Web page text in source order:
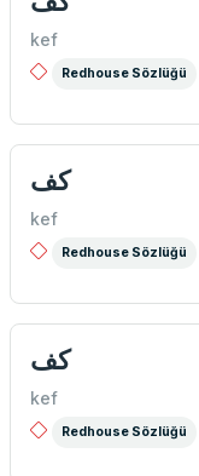
kef
Redhouse Sözlüğü
كف
kef
Redhouse Sözlüğü
كف
kef
Redhouse Sözlüğü